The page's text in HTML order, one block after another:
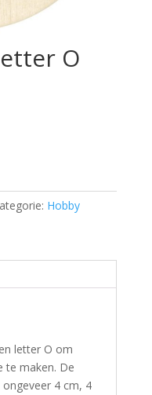
O
Hobby
letter O om
te maken. De
4 cm, 4